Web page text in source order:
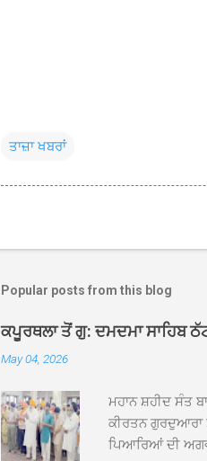
ਤਾਜ਼ਾ ਖਬਰਾਂ
Popular posts from this blog
ਕਪੂਰਥਲਾ ਤੋਂ ਗੁ: ਦਮਦਮਾ ਸਾਹਿਬ
May 04, 2026
ਮਹਾਨ ਸ਼ਹੀਦ ਸੰਤ
ਕੀਰਤਨ ਗੁਰਦੁਆਰਾ
ਪਿਆਰਿਆਂ ਦੀ